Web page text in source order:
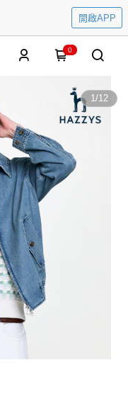
開啟APP
0
1/12